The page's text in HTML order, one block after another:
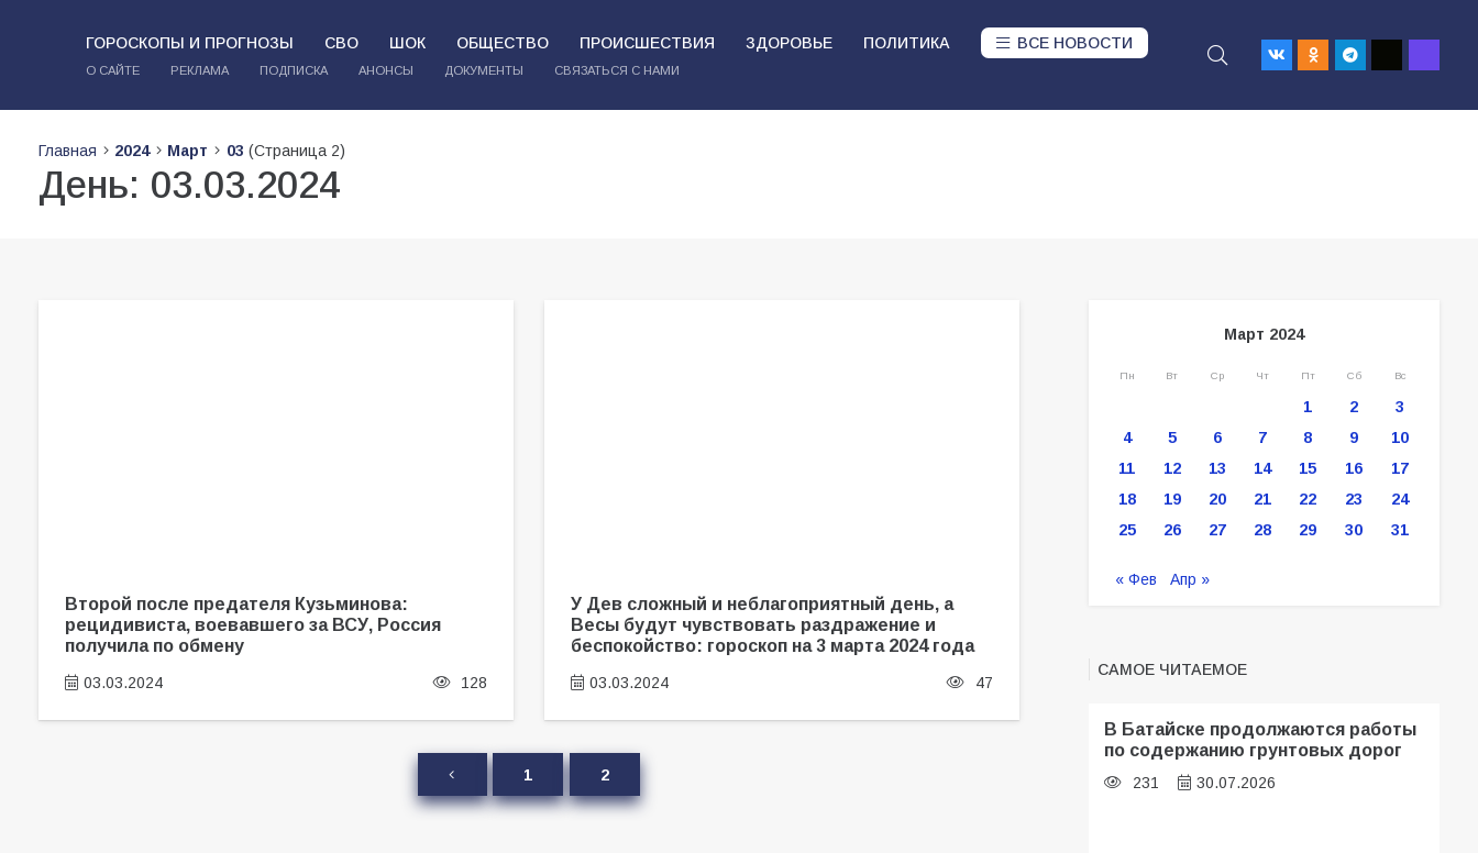
ГОРОСКОПЫ И ПРОГНОЗЫ СВО ШОК ОБЩЕСТВО ПРОИСШЕСТВИЯ ЗДОРОВЬЕ ПОЛИТИКА ВСЕ НОВОСТИ
О САЙТЕ РЕКЛАМА ПОДПИСКА АНОНСЫ ДОКУМЕНТЫ СВЯЗАТЬСЯ С НАМИ
Главная 2024 Март 03 (Страница 2)
День: 03.03.2024
Второй после предателя Кузьминова:
рецидивиста, воевавшего за ВСУ, Россия
получила по обмену
03.03.2024 128
У Дев сложный и неблагоприятный день, а
Весы будут чувствовать раздражение и
беспокойство: гороскоп на 3 марта 2024 года
03.03.2024 47
1 2
Март 2024
Пн Вт Ср Чт Пт Сб Вс
1 2
3
4
5 6 7 8 9
10
11
12 13 14 15 16
17
18
19 20 21 22 23
24
25
26 27 28 29 30 31
« Фев Апр »
САМОЕ ЧИТАЕМОЕ
В Батайске продолжаются работы
по содержанию грунтовых дорог
231 30.07.2026